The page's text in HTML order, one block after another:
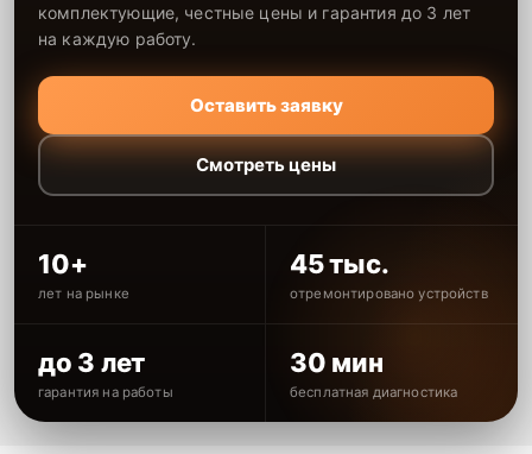
комплектующие, честные цены и гарантия до 3 лет
на каждую работу.
Оставить заявку
Смотреть цены
10+
лет на рынке
45 тыс.
отремонтировано устройств
до 3 лет
гарантия на работы
30 мин
бесплатная диагностика